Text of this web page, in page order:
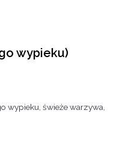
wypieku)
wypieku, świeże warzywa,